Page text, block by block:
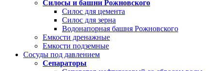
Силосы и башни Рожновского
Силос для цемента
Силос для зерна
Водонапорная башня Рожновского
Емкости дренажные
Емкости подземные
Сосуды под давлением
Сепараторы